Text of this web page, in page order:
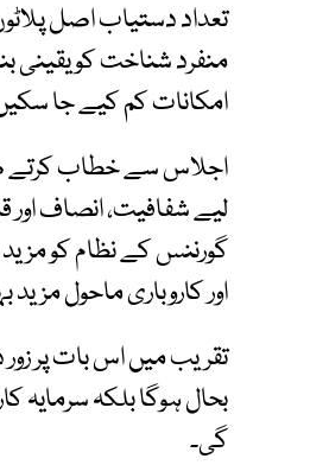
تعداد دستیاب اصل
منفرد شناخت کو یقینی
امکانات کم کیے جا
اجلاس سے خطاب کرتے
لیے شفافیت، انصاف اور
گورننس کے نظام کو مزید
اور کاروباری ماحول مزید
تقریب میں اس بات پر
بحال ہوگا بلکہ سرمایہ
گی۔